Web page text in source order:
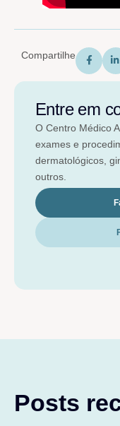
Compartilhe
Entre em
O Centro Médico
exames e
dermatológicos,
outros.
Posts